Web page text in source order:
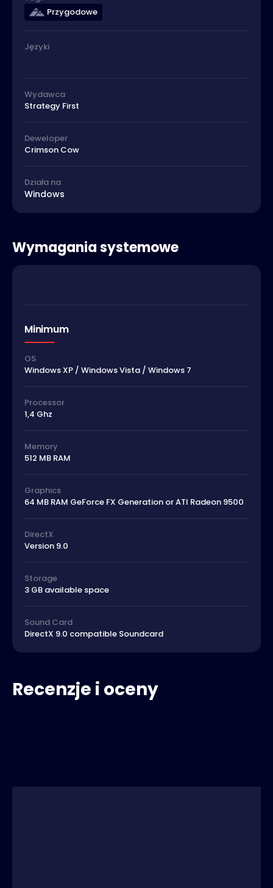
Przygodowe
Języki
Wydawca
Strategy First
Deweloper
Crimson Cow
Działa na
Windows
Wymagania systemowe
Minimum
OS
Windows XP / Windows Vista / Windows 7
Processor
1,4 Ghz
Memory
512 MB RAM
Graphics
64 MB RAM GeForce FX Generation or ATI Radeon 9500
DirectX
Version 9.0
Storage
3 GB available space
Sound Card
DirectX 9.0 compatible Soundcard
Recenzje i oceny